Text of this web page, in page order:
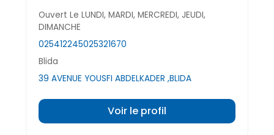
Ouvert Le LUNDI, MARDI, MERCREDI, JEUDI,
DIMANCHE
025412245025321670
Blida
39 AVENUE YOUSFI ABDELKADER ,BLIDA
Voir le profil